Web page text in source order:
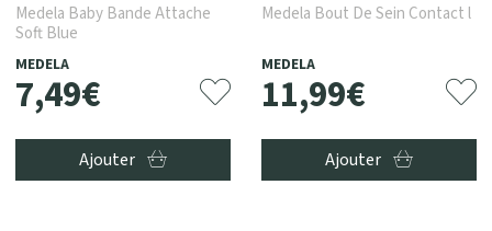
Medela Baby Bande Attache
Soft Blue
MEDELA
7,49€
Ajouter
Medela Bout De Sein Contact l
MEDELA
11,99€
Ajouter